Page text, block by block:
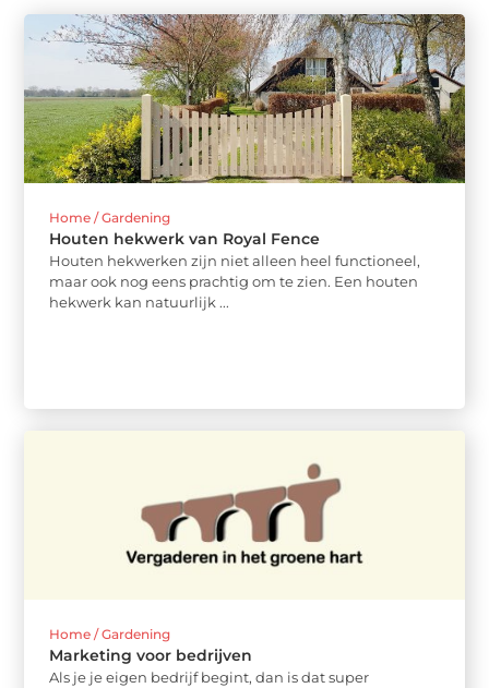
Home / Gardening
Houten hekwerk van Royal Fence
Houten hekwerken zijn niet alleen heel functioneel,
maar ook nog eens prachtig om te zien. Een houten
hekwerk kan natuurlijk ...
Home / Gardening
Marketing voor bedrijven
Als je je eigen bedrijf begint, dan is dat super